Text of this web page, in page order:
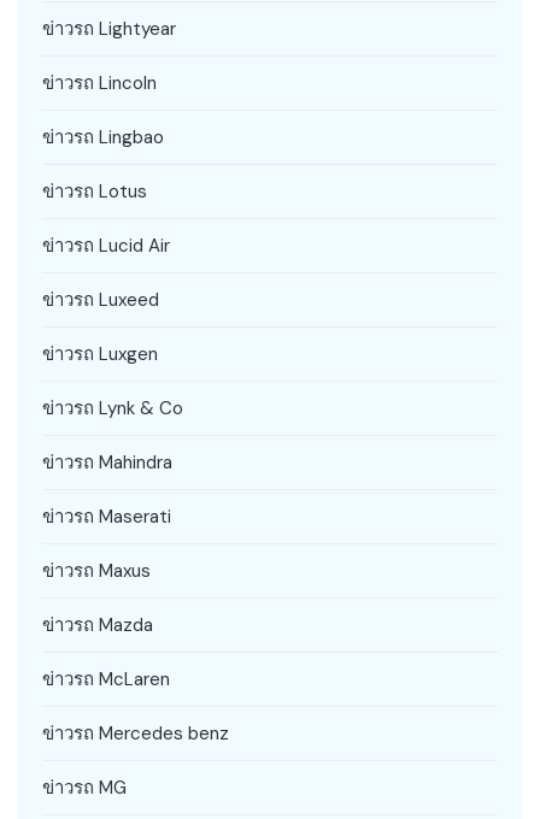
ข่าวรถ Lightyear
ข่าวรถ Lincoln
ข่าวรถ Lingbao
ข่าวรถ Lotus
ข่าวรถ Lucid Air
ข่าวรถ Luxeed
ข่าวรถ Luxgen
ข่าวรถ Lynk & Co
ข่าวรถ Mahindra
ข่าวรถ Maserati
ข่าวรถ Maxus
ข่าวรถ Mazda
ข่าวรถ McLaren
ข่าวรถ Mercedes benz
ข่าวรถ MG